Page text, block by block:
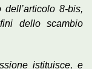
8-bis,
dello scambio
istituisce, e